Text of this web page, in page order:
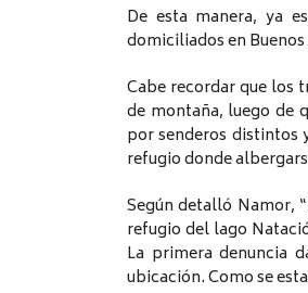
De esta manera, ya
domiciliados en
Cabe recordar que los
de montaña, luego de
por senderos distintos
refugio donde
Según detalló Namor,
refugio del lago
La primera denuncia
ubicación. Como se